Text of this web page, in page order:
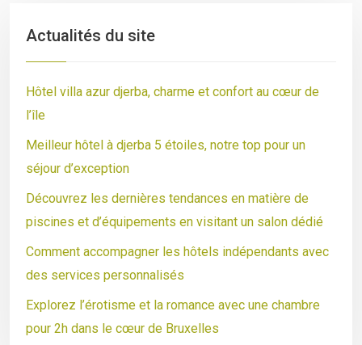
Actualités du site
Hôtel villa azur djerba, charme et confort au cœur de
l’île
Meilleur hôtel à djerba 5 étoiles, notre top pour un
séjour d’exception
Découvrez les dernières tendances en matière de
piscines et d’équipements en visitant un salon dédié
Comment accompagner les hôtels indépendants avec
des services personnalisés
Explorez l’érotisme et la romance avec une chambre
pour 2h dans le cœur de Bruxelles